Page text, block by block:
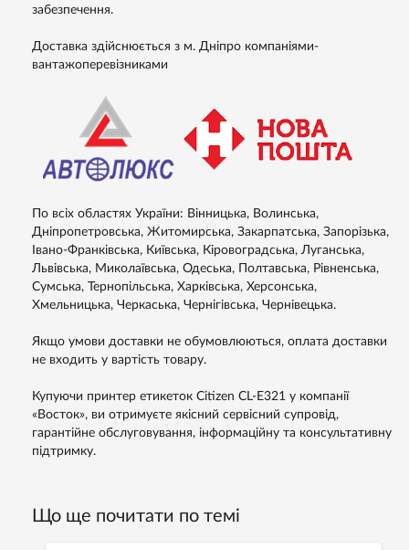
забезпечення.
Доставка здійснюється з м. Дніпро компаніями-
вантажоперевізниками
По всіх областях України: Вінницька, Волинська,
Дніпропетровська, Житомирська, Закарпатська, Запорізька,
Івано-Франківська, Київська, Кіровоградська, Луганська,
Львівська, Миколаївська, Одеська, Полтавська, Рівненська,
Сумська, Тернопільська, Харківська, Херсонська,
Хмельницька, Черкаська, Чернігівська, Чернівецька.
Якщо умови доставки не обумовлюються, оплата доставки
не входить у вартість товару.
Купуючи принтер етикеток Citizen CL-E321 у компанії
«Восток», ви отримуєте якісний сервісний супровід,
гарантійне обслуговування, інформаційну та консультативну
підтримку.
Що ще почитати по темі